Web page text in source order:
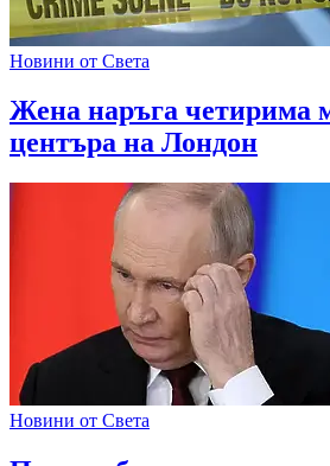
Новини от Света
Жена наръга четирима
центъра на Лондон
Новини от Света